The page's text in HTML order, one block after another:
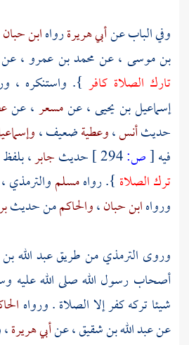
وفي الباب عنأبي هريرةرواهابن حبان
بن موسى ، عنمحمد بن عمرو،
تارك الصلاة كافر }. واستنكره ،
إسماعيل بن يحيى، عنمسعر، عن
حديثأنس،وعطيةضعيف ،
فيه[ص: حديثجابر،
ترك الصلاة }. رواهمسلموالترمذي،
ورواهابن حبان،والحاكممن حديث
وروى الترمذيمن طريقعبد الله
أصحاب رسول الله صلى الله عليه
شيئا تركه كفر إلا الصلاة . ورواه
عنعبد الله بن شقيق، عنأبي هريرة